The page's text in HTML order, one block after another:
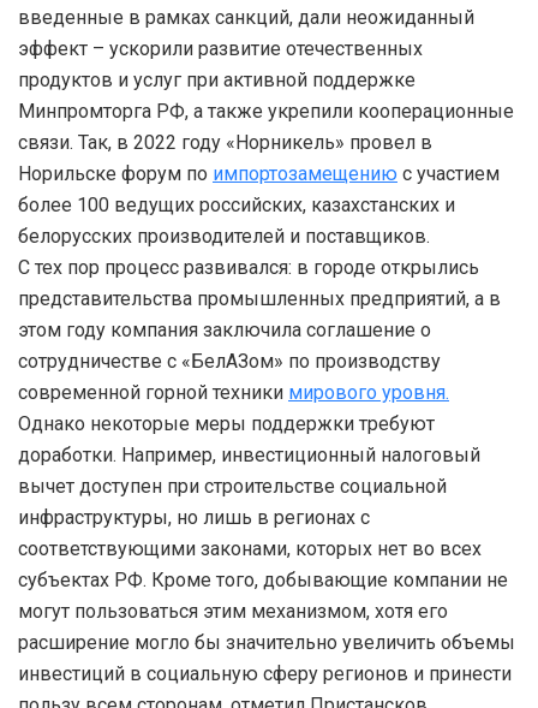
введенные в рамках санкций, дали неожиданный
эффект – ускорили развитие отечественных
продуктов и услуг при активной поддержке
Минпромторга РФ, а также укрепили кооперационные
связи. Так, в 2022 году «Норникель» провел в
Норильске форум по импортозамещению с участием
более 100 ведущих российских, казахстанских и
белорусских производителей и поставщиков.
С тех пор процесс развивался: в городе открылись
представительства промышленных предприятий, а в
этом году компания заключила соглашение о
сотрудничестве с «БелАЗом» по производству
современной горной техники мирового уровня.
Однако некоторые меры поддержки требуют
доработки. Например, инвестиционный налоговый
вычет доступен при строительстве социальной
инфраструктуры, но лишь в регионах с
соответствующими законами, которых нет во всех
субъектах РФ. Кроме того, добывающие компании не
могут пользоваться этим механизмом, хотя его
расширение могло бы значительно увеличить объемы
инвестиций в социальную сферу регионов и принести